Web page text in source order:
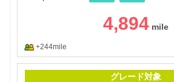
4,894
+244mile
グレード対象